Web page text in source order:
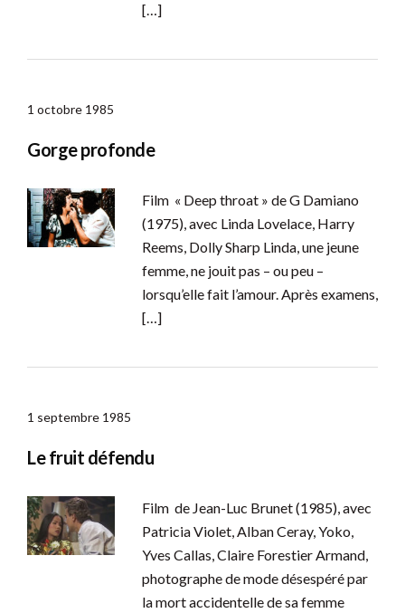
[…]
1 octobre 1985
Gorge profonde
Film « Deep throat » de G Damiano
(1975), avec Linda Lovelace, Harry
Reems, Dolly Sharp Linda, une jeune
femme, ne jouit pas – ou peu –
lorsqu’elle fait l’amour. Après examens,
[…]
1 septembre 1985
Le fruit défendu
Film de Jean-Luc Brunet (1985), avec
Patricia Violet, Alban Ceray, Yoko,
Yves Callas, Claire Forestier Armand,
photographe de mode désespéré par
la mort accidentelle de sa femme